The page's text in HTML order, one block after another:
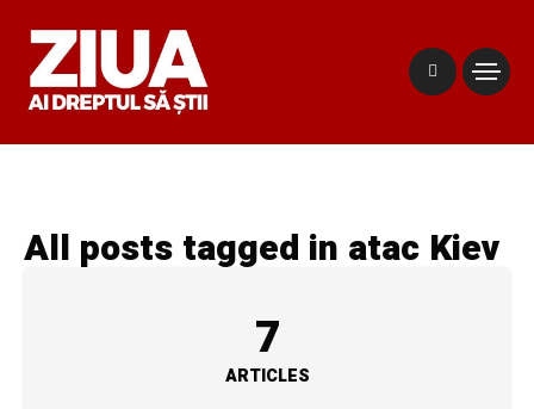
All posts tagged in atac Kiev
7
ARTICLES